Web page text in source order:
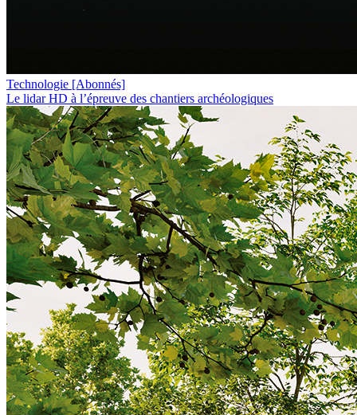
Technologie [Abonnés]
Le lidar HD à l’épreuve des chantiers archéologiques